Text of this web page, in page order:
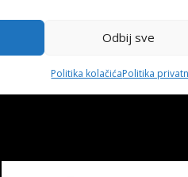
Odbij sve
Politika kolačićaPolitika